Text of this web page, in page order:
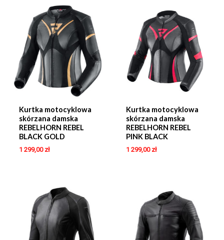
Kurtka motocyklowa
skórzana damska
REBELHORN REBEL
BLACK GOLD
1 299,00 zł
Kurtka motocyklowa
skórzana damska
REBELHORN REBEL
PINK BLACK
1 299,00 zł